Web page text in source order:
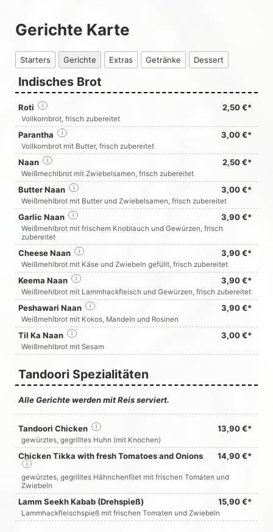
Gerichte Karte
Starters Gerichte Extras Getränke Dessert
Indisches Brot
Roti 2,50 €*
i
Vollkornbrot, frisch zubereitet
Parantha 3,00 €*
i
Vollkornbrot mit Butter, frisch zubereitet
Naan 2,50 €*
i
Weißmechlbrot mit Zwiebelsamen, frisch zubereitet
Butter Naan 3,00 €*
i
Weißmehlbrot mit Butter und Zwiebelsamen, frisch zubereitet
Garlic Naan 3,90 €*
i
Weißmehlbrot mit frischem Knoblauch und Gewürzen, frisch
zubereitet
Cheese Naan 3,90 €*
i
Weißmehlbrot mit Käse und Zwiebeln gefüllt, frisch zubereitet
Keema Naan 3,90 €*
i
Weißmehlbrot mit Lammhackfleisch und Gewürzen, frisch zubereitet
Peshawari Naan 3,90 €*
i
Weißmehlbrot mit Kokos, Mandeln und Rosinen
Til Ka Naan 3,00 €*
i
Weißmehlbrot mit Sesam
Tandoori Spezialitäten
Alle Gerichte werden mit Reis serviert.
Tandoori Chicken 13,90 €*
i
gewürztes, gegrilltes Huhn (mit Knochen)
Chicken Tikka with fresh Tomatoes and Onions 14,90 €*
i
gewürztes, gegrilltes Hähnchenfilet mit frischen Tomaten und
Zwiebeln
Lamm Seekh Kabab (Drehspieß) 15,90 €*
Lammhackfleischspieß mit frischen Tomaten und Zwiebeln